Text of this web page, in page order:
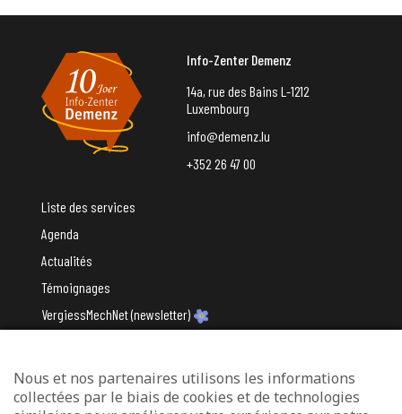
Info-Zenter Demenz
14a, rue des Bains L-1212
Luxembourg
info@demenz.lu
+352 26 47 00
Liste des services
Agenda
Actualités
Témoignages
VergiessMechNet (newsletter)
Avec le soutien du
Nous et nos partenaires utilisons les informations
collectées par le biais de cookies et de technologies